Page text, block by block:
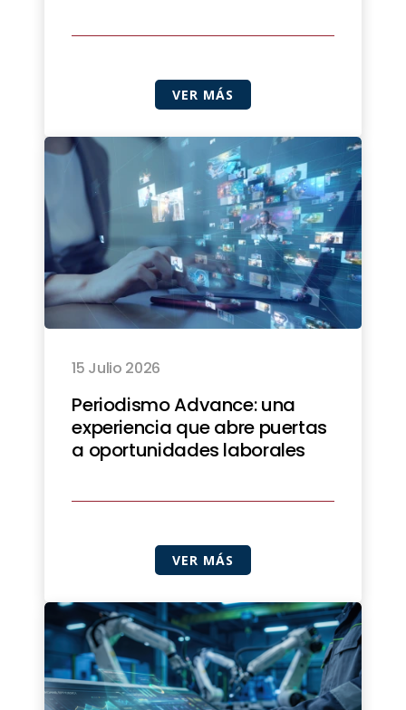
VER MÁS
15 Julio 2026
Periodismo Advance: una
experiencia que abre puertas
a oportunidades laborales
VER MÁS